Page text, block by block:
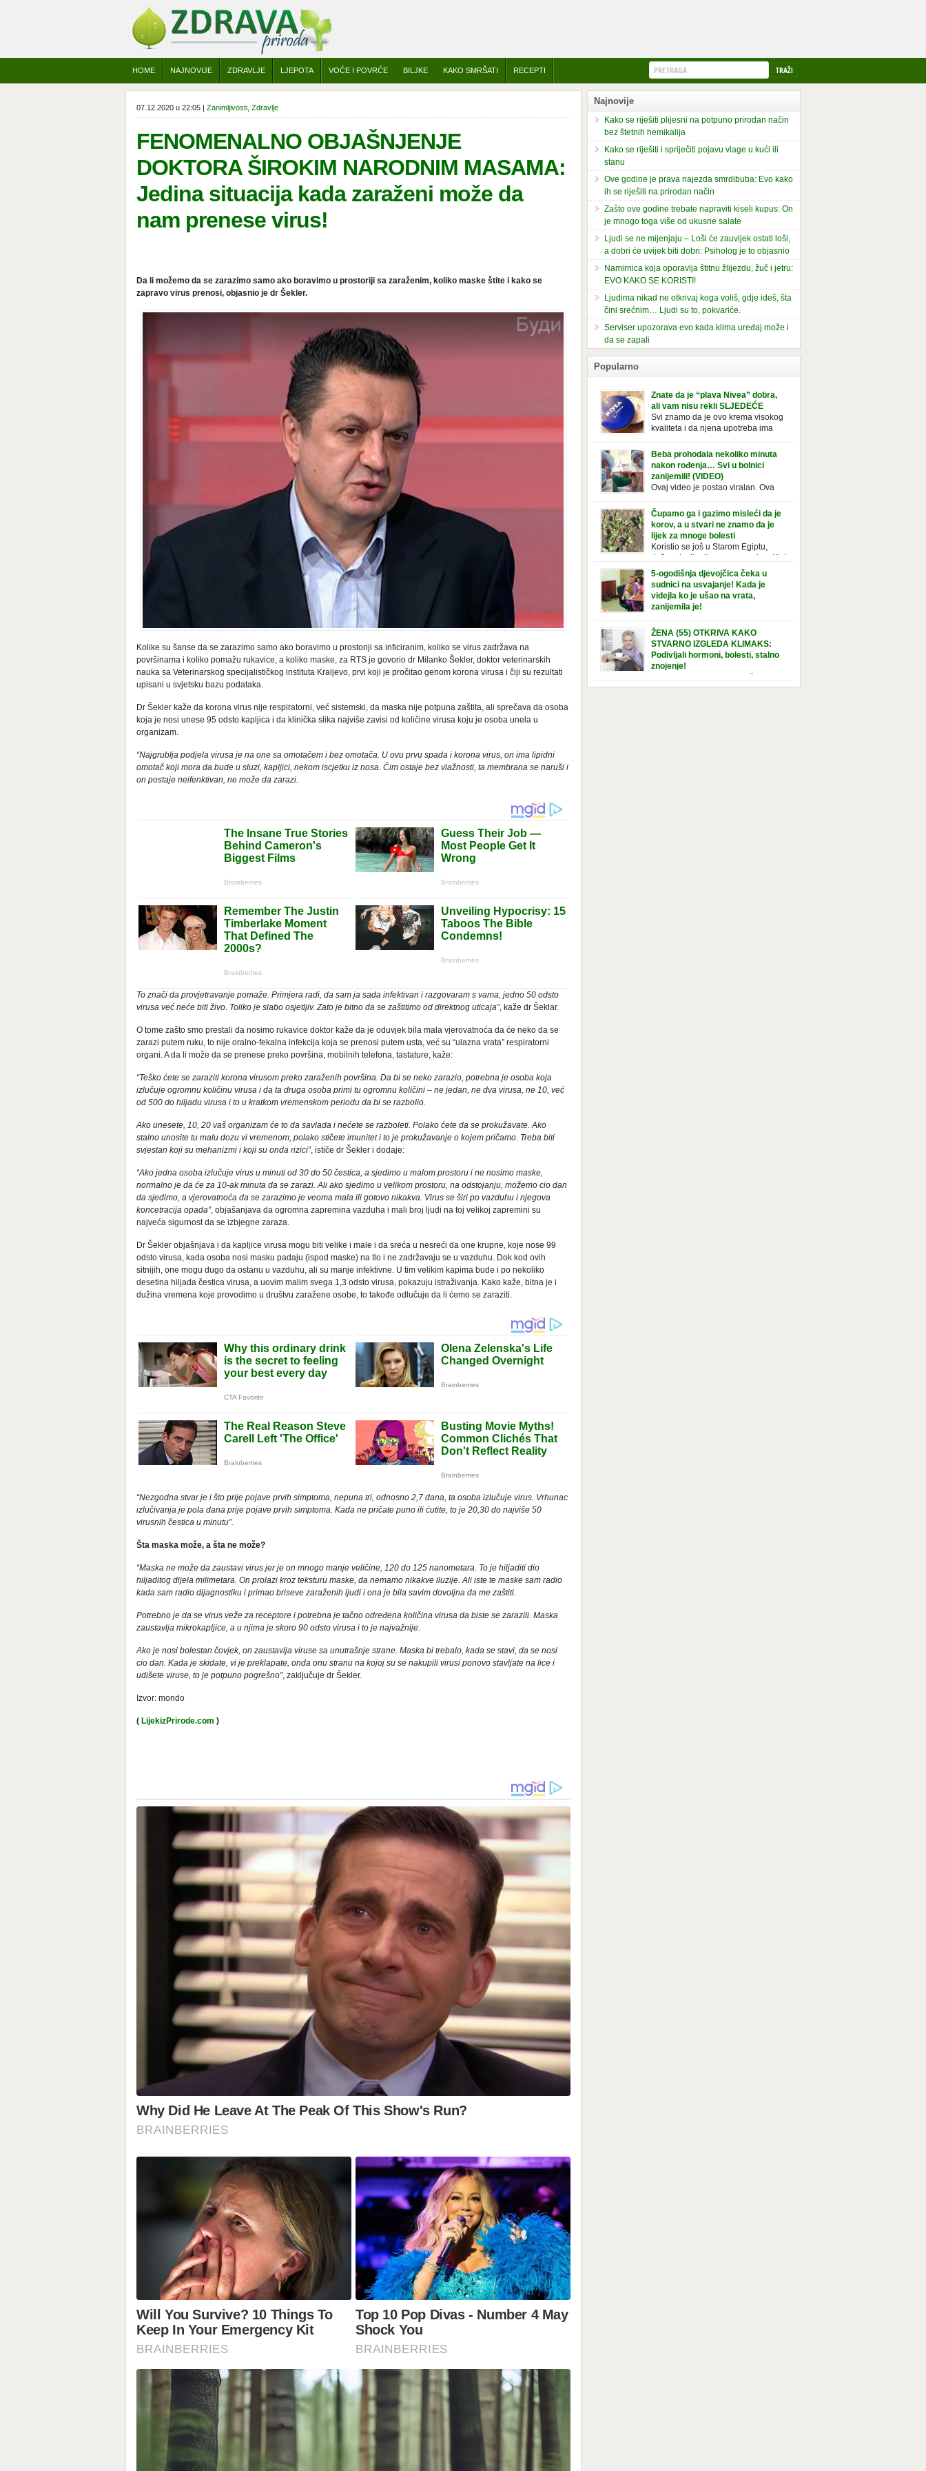
HOME NAJNOVIJE ZDRAVLJE LJEPOTA VOĆE I POVRĆE BILJKE KAKO SMRŠATI RECEPTI
07.12.2020 u 22:05 | Zanimljivosti Zdravlje
FENOMENALNO OBJAŠNJENJE
DOKTORA ŠIROKIM NARODNIM MASAMA:
Jedina situacija kada zaraženi može da
nam prenese virus!
Da li možemo da se zarazimo samo ako boravimo u prostoriji sa zaraženim, koliko maske štite i kako se
zapravo virus prenosi, objasnio je dr Šekler.
Kolike su šanse da se zarazimo samo ako boravimo u prostoriji sa inficiranim, koliko se virus zadržava na
površinama i koliko pomažu rukavice, a koliko maske, za RTS je govorio dr Milanko Šekler, doktor veterinarskih
nauka sa Veterinarskog specijalističkog instituta Kraljevo, prvi koji je pročitao genom korona virusa i čiji su rezultati
upisani u svjetsku bazu podataka.
Dr Šekler kaže da korona virus nije respiratorni, već sistemski, da maska nije potpuna zaštita, ali sprečava da osoba
koja je nosi unese 95 odsto kapljica i da klinička slika najviše zavisi od količine virusa koju je osoba unela u
organizam.
“Najgrublja podjela virusa je na one sa omotačem i bez omotača. U ovu prvu spada i korona virus, on ima lipidni
omotač koji mora da bude u sluzi, kapljici, nekom iscjetku iz nosa. Čim ostaje bez vlažnosti, ta membrana se naruši i
on postaje neifenktivan, ne može da zarazi.
To znači da provjetravanje pomaže. Primjera radi, da sam ja sada infektivan i razgovaram s vama, jedno 50 odsto
virusa već neće biti živo. Toliko je slabo osjetljiv. Zato je bitno da se zaštitimo od direktnog uticaja”, kaže dr Šeklar.
O tome zašto smo prestali da nosimo rukavice doktor kaže da je oduvjek bila mala vjerovatnoća da će neko da se
zarazi putem ruku, to nije oralno-fekalna infekcija koja se prenosi putem usta, već su “ulazna vrata” respiratorni
organi. A da li može da se prenese preko površina, mobilnih telefona, tastature, kaže:
“Teško ćete se zaraziti korona virusom preko zaraženih površina. Da bi se neko zarazio, potrebna je osoba koja
izlučuje ogromnu količinu virusa i da ta druga osoba primi tu ogromnu količini – ne jedan, ne dva virusa, ne 10, već
od 500 do hiljadu virusa i to u kratkom vremenskom periodu da bi se razbolio.
Ako unesete, 10, 20 vaš organizam će to da savlada i nećete se razboleti. Polako ćete da se prokužavate. Ako
stalno unosite tu malu dozu vi vremenom, polako stičete imunitet i to je prokužavanje o kojem pričamo. Treba biti
svjestan koji su mehanizmi i koji su onda rizici”, ističe dr Šekler i dodaje:
“Ako jedna osoba izlučuje virus u minuti od 30 do 50 čestica, a sjedimo u malom prostoru i ne nosimo maske,
normalno je da će za 10-ak minuta da se zarazi. Ali ako sjedimo u velikom prostoru, na odstojanju, možemo cio dan
da sjedimo, a vjerovatnoća da se zarazimo je veoma mala ili gotovo nikakva. Virus se širi po vazduhu i njegova
koncetracija opada”, objašanjava da ogromna zapremina vazduha i mali broj ljudi na toj velikoj zapremini su
najveća sigurnost da se izbjegne zaraza.
Dr Šekler objašnjava i da kapljice virusa mogu biti velike i male i da sreća u nesreći da one krupne, koje nose 99
odsto virusa, kada osoba nosi masku padaju (ispod maske) na tlo i ne zadržavaju se u vazduhu. Dok kod ovih
sitnijih, one mogu dugo da ostanu u vazduhu, ali su manje infektivne. U tim velikim kapima bude i po nekoliko
desetina hiljada čestica virusa, a uovim malim svega 1,3 odsto virusa, pokazuju istraživanja. Kako kaže, bitna je i
dužina vremena koje provodimo u društvu zaražene osobe, to takođe odlučuje da li ćemo se zaraziti.
“Nezgodna stvar je i što prije pojave prvih simptoma, nepuna tri, odnosno 2,7 dana, ta osoba izlučuje virus. Vrhunac
izlučivanja je pola dana prije pojave prvih simptoma. Kada ne pričate puno ili ćutite, to je 20,30 do najviše 50
virusnih čestica u minutu”.
Šta maska može, a šta ne može?
“Maska ne može da zaustavi virus jer je on mnogo manje veličine, 120 do 125 nanometara. To je hiljaditi dio
hiljaditog dijela milimetara. On prolazi kroz teksturu maske, da nemamo nikakve iluzije. Ali iste te maske sam radio
kada sam radio dijagnostiku i primao briseve zaraženih ljudi i ona je bila savim dovoljna da me zaštiti.
Potrebno je da se virus veže za receptore i potrebna je tačno određena količina virusa da biste se zarazili. Maska
zaustavlja mikrokapljice, a u njima je skoro 90 odsto virusa i to je najvažnije.
Ako je nosi bolestan čovjek, on zaustavlja viruse sa unutrašnje strane. Maska bi trebalo, kada se stavi, da se nosi
cio dan. Kada je skidate, vi je preklapate, onda onu stranu na kojoj su se nakupili virusi ponovo stavljate na lice i
udišete viruse, to je potpuno pogrešno”, zaključuje dr Šekler.
Izvor: mondo
( LijekizPrirode.com )
Najnovije
Kako se riješiti plijesni na potpuno prirodan način
bez štetnih hemikalija
Kako se riješiti i spriječiti pojavu vlage u kući ili
stanu
Ove godine je prava najezda smrdibuba: Evo kako
ih se riješiti na prirodan način
Zašto ove godine trebate napraviti kiseli kupus: On
je mnogo toga više od ukusne salate
Ljudi se ne mijenjaju – Loši će zauvijek ostati loši,
a dobri će uvijek biti dobri: Psiholog je to objasnio
Namirnica koja oporavlja štitnu žlijezdu, žuč i jetru:
EVO KAKO SE KORISTI!
Ljudima nikad ne otkrivaj koga voliš, gdje ideš, šta
čini srećnim… Ljudi su to, pokvariće.
Serviser upozorava evo kada klima uređaj može i
da se zapali
Popularno
Znate da je “plava Nivea” dobra,
ali vam nisu rekli SLJEDEĆE
Svi znamo da je ovo krema visokog
kvaliteta i da njena upotreba ima
sljedeće o njoj. Nivea krema u klasičnoj, plavoj
kutiji, prepoznatljivog mirisa i jednostavne
formule, jeste nezamenljiv inventar u kupatilima i
muškaraca i žena. Mnogi ljudi se ne odvajaju od
nje, pa je čak nose sa […]
Beba prohodala nekoliko minuta
nakon rođenja… Svi u bolnici
zanijemili! (VIDEO)
Ovaj video je postao viralan. Ova
korake. To je mnoge nasmijalo. Ovaj video je baš
neobičan. Ne viđamo baš često ovakve korake
kod novorođenih beba. Video je snimila babica,
pregledalo ga je preko 80 miliona ljudi. Ove
babice su ostale u čudu nakon što su vidjeli kako
Čupamo ga i gazimo misleći da je
korov, a u stvari ne znamo da je
lijek za mnoge bolesti
Koristio se još u Starom Egiptu,
duže od milenijuma se uzgaja u Kini
i Indiji, Francuzi od njega prave različita
tradicionalna jela i čorbe… Jedino mi gazimo po
njemu, čupamo ga i bacamo kao korov! Tušt je
jednogodišnji, ali vrlo uporan “korov” koji, ka­da
nam se jednom nastani u bašti ili dvorištu, teško
5-ogodišnja djevojčica čeka u
sudnici na usvajanje! Kada je
videjla ko je ušao na vrata,
zanijemila je!
zbrinuta u hraniteljskoj porodici. Sada, u svojoj 5.
godini, dočekala je momenat usvajanja, kada će
dobiti novu, stalnu porodicu. Ovaj dan je bio
veoma poseban za djevojčicu i njenu novu
porodicu, ali je uskoro postao još čarobniji,
ŽENA (55) OTKRIVA KAKO
STVARNO IZGLEDA KLIMAKS:
Podivljali hormoni, bolesti, stalno
znojenje!
“Bila sam slomljena, naslušala sam
se o tome da ću uskoro izgledati kao da imam